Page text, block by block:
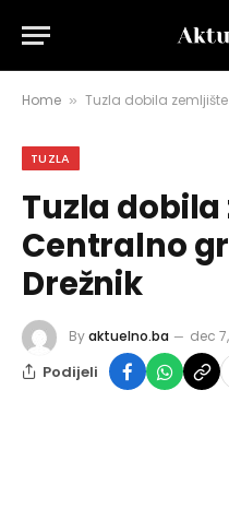
Home » Tuzla dobila zemljište
TUZLA
Tuzla
Centralno
Drežnik
Byaktuelno.ba dec
Podijeli